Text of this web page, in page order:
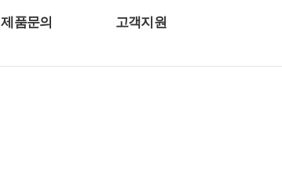
제품문의 고객지원